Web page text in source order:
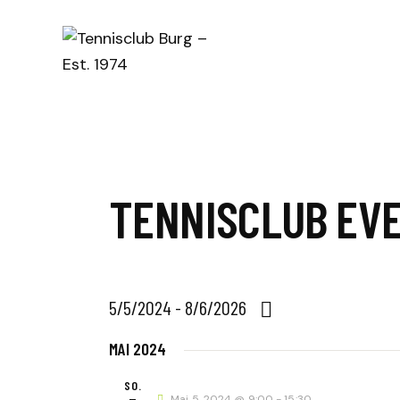
TENNISCLUB
5/5/2024 - 8/6/2026
a
MAI 2024
SO.